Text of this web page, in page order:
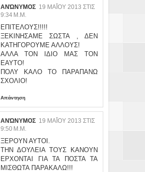
ΑΝΏΝΥΜΟΣ 19 ΜΑΪ́ΟΥ 2013 ΣΤΙΣ 9:
34 Μ.Μ.
ΕΠΙΤΕΛΟΥΣ!!!!!
ΞΕΚΙΝΗΣΑΜΕ ΣΩΣΤΑ , ΔΕΝ
ΚΑΤΗΓΟΡΟΥΜΕ ΑΛΛΟΥΣ!
ΑΛΛΑ ΤΟΝ ΙΔΙΟ ΜΑΣ ΤΟΝ
ΕΑΥΤΟ!
ΠΟΛΥ ΚΑΛΟ ΤΟ ΠΑΡΑΠΑΝΩ
ΣΧΟΛΙΟ!
Απάντηση
ΑΝΏΝΥΜΟΣ 19 ΜΑΪ́ΟΥ 2013 ΣΤΙΣ 9:
50 Μ.Μ.
ΞΕΡΟΥΝ ΑΥΤΟΙ.
ΤΗΝ ΔΟΥΛΕΙΑ ΤΟΥΣ ΚΑΝΟΥΝ
ΕΡΧΟΝΤΑΙ ΓΙΑ ΤΑ ΠΟΣΤΑ ΤΑ
ΜΙΣΘΩΤΑ ΠΑΡΑΚΑΛΩ!!!